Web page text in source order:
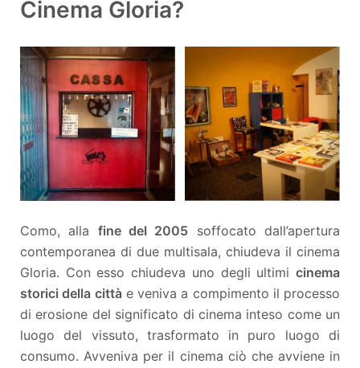
Cinema Gloria?
Como, alla fine del 2005 soffocato dall’apertura
contemporanea di due multisala, chiudeva il cinema
Gloria. Con esso chiudeva uno degli ultimi cinema
storici della cittàe veniva a compimento il processo
di erosione del significato di cinema inteso come un
luogo del vissuto, trasformato in puro luogo di
consumo. Avveniva per il cinema ciò che avviene in